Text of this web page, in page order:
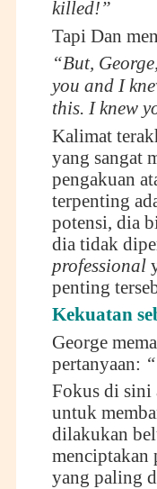
killed!”
Tapi Dan
“But,
you and I
this. I knew
Kalimat
yang sangat
pengakuan
terpenting
potensi, dia
dia tidak
professional
penting
Kekuatan
George
pertanyaan:
Fokus di sini
untuk
dilakukan
menciptakan
yang paling